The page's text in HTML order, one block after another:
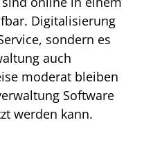
Digitalisierung
sondern es
auch
moderat bleiben
Software
werden kann.